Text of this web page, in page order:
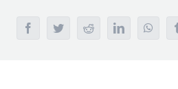
FacebookTwitterRedditLinkedIn